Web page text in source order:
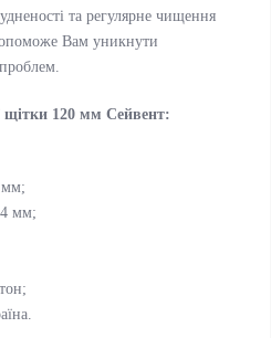
та регулярне чищення
Вам уникнути
щітки 120 мм Сейвент:
мм;
мм;